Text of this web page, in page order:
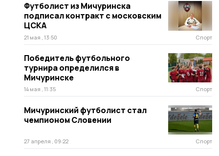
Футболист из Мичуринска
подписал контракт с московским
ЦСКА
21 мая , 13:50 Спорт
Победитель футбольного
турнира определился в
Мичуринске
14 мая , 11:35 Спорт
Мичуринский футболист стал
чемпионом Словении
27 апреля , 09:22 Спорт